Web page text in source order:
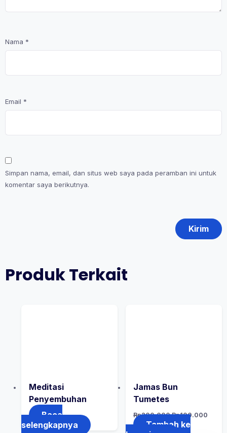
Nama *
Email *
Simpan nama, email, dan situs web saya pada peramban ini untuk
komentar saya berikutnya.
Produk Terkait
Meditasi
Penyembuhan
Baca
selengkapnya
Jamas Bun
Tumetes
Rp200.000 Rp100.000
Tambah ke